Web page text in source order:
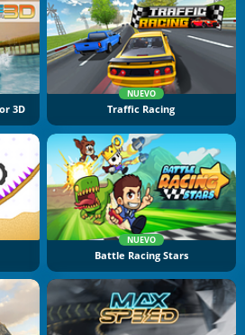
3D
NUEVO
Traffic Racing
NUEVO
Battle Racing Stars